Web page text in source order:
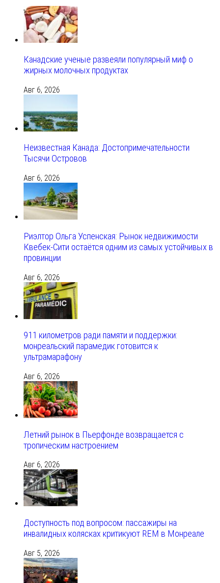
Канадские ученые развеяли популярный миф о
жирных молочных продуктах
Авг 6, 2026
Неизвестная Канада: Достопримечательности
Тысячи Островов
Авг 6, 2026
Риэлтор Ольга Успенская: Рынок недвижимости
Квебек-Сити остаётся одним из самых устойчивых в
провинции
Авг 6, 2026
911 километров ради памяти и поддержки:
монреальский парамедик готовится к
ультрамарафону
Авг 6, 2026
Летний рынок в Пьерфонде возвращается с
тропическим настроением
Авг 6, 2026
Доступность под вопросом: пассажиры на
инвалидных колясках критикуют REM в Монреале
Авг 5, 2026